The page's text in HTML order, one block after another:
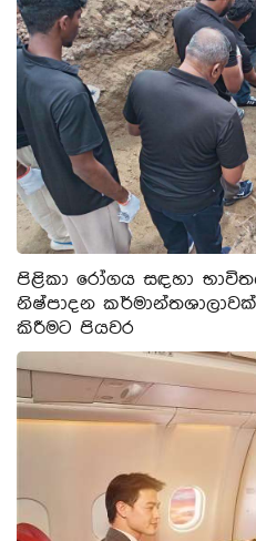
පිළිකා රෝගය සඳහා
නිෂ්පාදන
කිරීමට පියවර